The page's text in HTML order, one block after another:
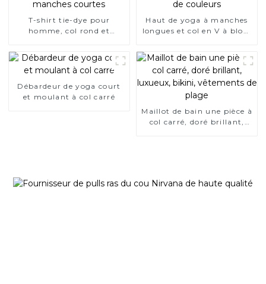
T-shirt tie-dye pour
homme, col rond et
Haut de yoga à manches
longues et col en V à blocs
Débardeur de yoga court
et moulant à col carré
Maillot de bain une pièce à
col carré, doré brillant,